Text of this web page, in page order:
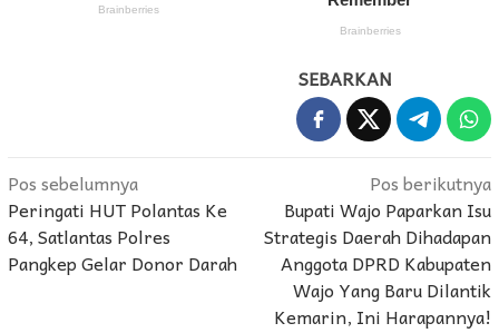
SEBARKAN
Navigasi
pos
Pos sebelumnya
Peringati HUT Polantas Ke
64, Satlantas Polres
Pangkep Gelar Donor Darah
Pos berikutnya
Bupati Wajo Paparkan Isu
Strategis Daerah Dihadapan
Anggota DPRD Kabupaten
Wajo Yang Baru Dilantik
Kemarin, Ini Harapannya!